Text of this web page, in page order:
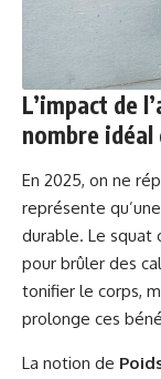
L’impact de
nombre
En 2025, on ne
représente
durable. Le squat
pour brûler des
tonifier le corps,
prolonge ces
La notion de